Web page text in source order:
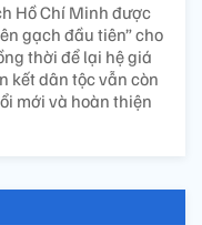
Hồ Chí Minh được
gạch đầu tiên” cho
thời để lại hệ giá
kết dân tộc vẫn còn
mới và hoàn thiện